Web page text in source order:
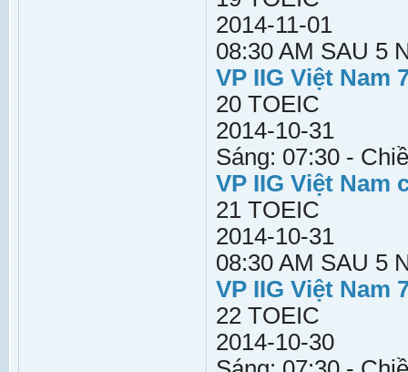
2014-11-01
08:30 AM SAU 5
VP IIG Việt Nam
20 TOEIC
2014-10-31
Sáng: 07:30 -
VP IIG Việt Nam
21 TOEIC
2014-10-31
08:30 AM SAU 5
VP IIG Việt Nam
22 TOEIC
2014-10-30